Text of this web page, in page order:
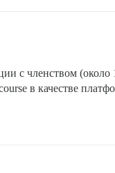
с членством (около
в качестве